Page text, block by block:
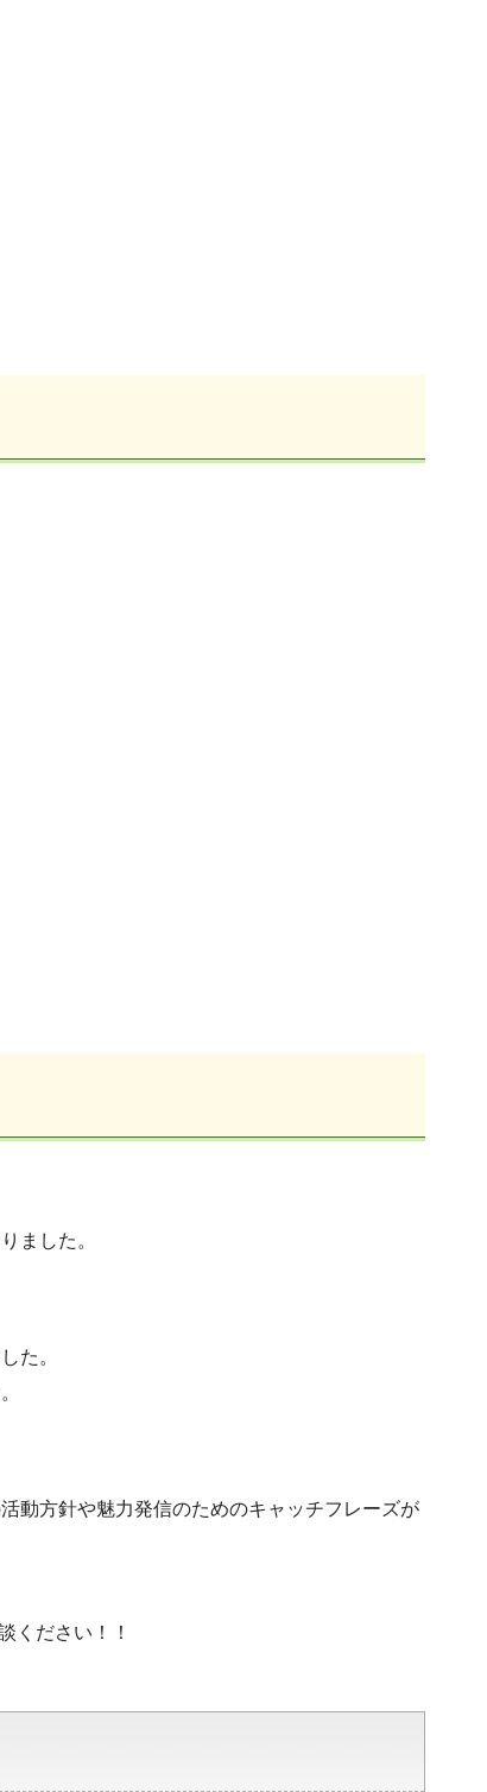
ました。
た。
動方針や魅力発信のためのキャッチフレーズが
ください！！